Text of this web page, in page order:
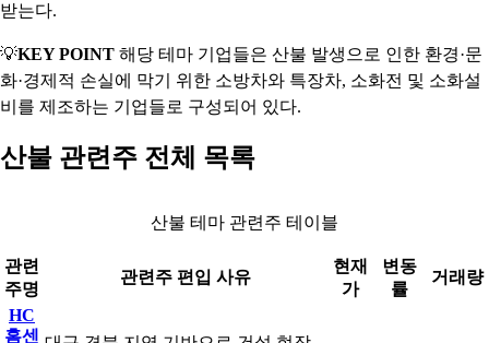
받는다.
💡KEY POINT 해당 테마 기업들은 산불 발생으로 인한 환경·문
화·경제적 손실에 막기 위한 소방차와 특장차, 소화전 및 소화설
비를 제조하는 기업들로 구성되어 있다.
산불 관련주 전체 목록
산불 테마 관련주 테이블
관련
주명
관련주 편입 사유
현재
가
변동
률
거래량
HC
홈센